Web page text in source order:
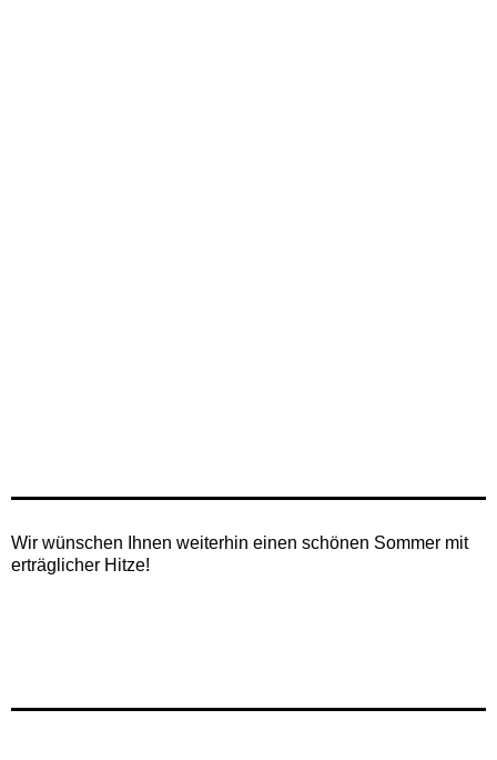
Wir wünschen Ihnen weiterhin einen schönen Sommer mit
erträglicher Hitze!